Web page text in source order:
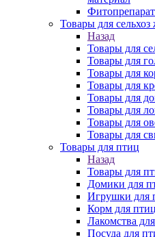
Товары для
Назад
Товары для
Товары для
Товары для
Товары для
Товары для
Товары для
Товары для
Товары для
Товары для птиц
Назад
Товары для
Домики для
Игрушки для
Корм для птиц
Лакомства
Посуда для